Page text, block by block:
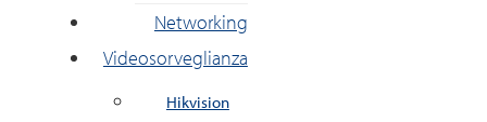
Networking
Videosorveglianza
Hikvision